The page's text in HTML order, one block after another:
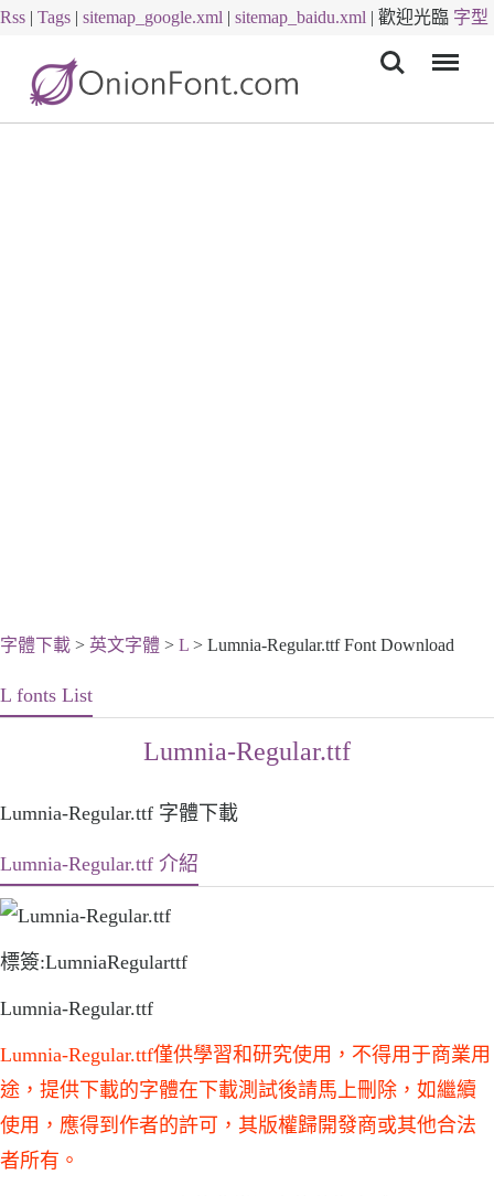
Rss | Tags | sitemap_google.xml | sitemap_baidu.xml | 歡迎光臨 字型
字體下載 > 英文字體 > L > Lumnia-Regular.ttf Font Download
L fonts List
Lumnia-Regular.ttf
Lumnia-Regular.ttf 字體下載
Lumnia-Regular.ttf 介紹
標簽:LumniaRegularttf
Lumnia-Regular.ttf
Lumnia-Regular.ttf僅供學習和研究使用，不得用于商業用
途，提供下載的字體在下載測試後請馬上刪除，如繼續
使用，應得到作者的許可，其版權歸開發商或其他合法
者所有。